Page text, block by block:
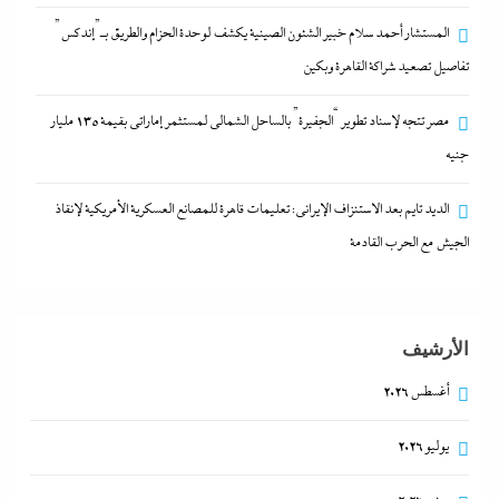
المستشار أحمد سلام خبير الشئون الصينية يكشف لوحدة
7 يونيو، 2024
المستشار أحمد سلام خبير الشئون الصينية يكشف لوحدة الحزام والطريق بـ”إندكس”
تفاصيل تصعيد شراكة القاهرة وبكين
مصر تتجه لإسناد تطوير “الجفيرة” بالساحل الشمالي لمستثمر إماراتي بقيمة 135 مليار
جنيه
الديد تايم بعد الاستنزاف الإيرانى: تعليمات قاهرة للمصانع العسكرية الأمريكية لإنقاذ
الجيش مع الحرب القادمة
الأرشيف
أغسطس 2026
يوليو 2026